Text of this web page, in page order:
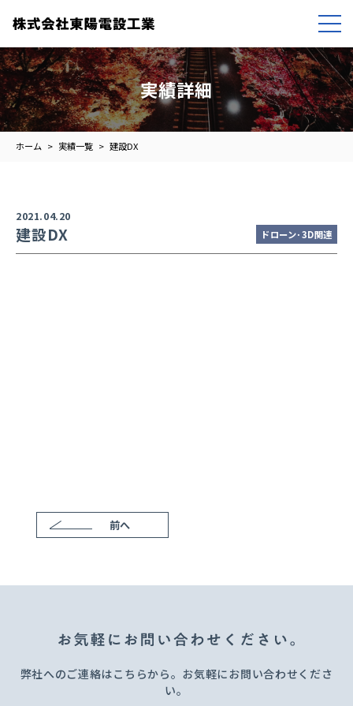
実績詳細
ホーム 実績一覧 建設DX
2021.04.20
建設DX ドローン･3D関連
前へ
弊社へのご連絡はこちらから。お気軽にお問い合わせくださ
い。